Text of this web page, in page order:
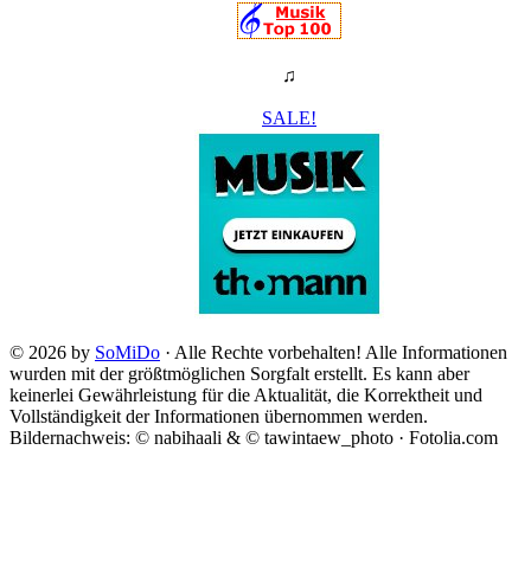
♫
SALE!
© 2026 by SoMiDo · Alle Rechte vorbehalten! Alle Informationen
wurden mit der größtmöglichen Sorgfalt erstellt. Es kann aber
keinerlei Gewährleistung für die Aktualität, die Korrektheit und
Vollständigkeit der Informationen übernommen werden.
Bildernachweis: © nabihaali & © tawintaew_photo · Fotolia.com